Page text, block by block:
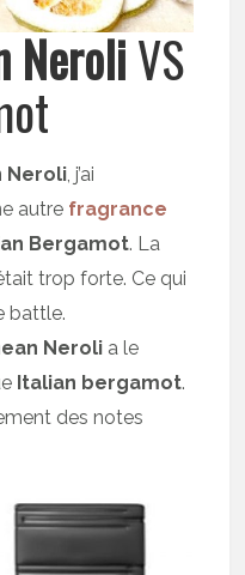
NeroliVS
Neroli, j’ai
autre fragrance
Bergamot. La
trop forte. Ce qui
battle.
Neroli a le
Italian bergamot.
des notes